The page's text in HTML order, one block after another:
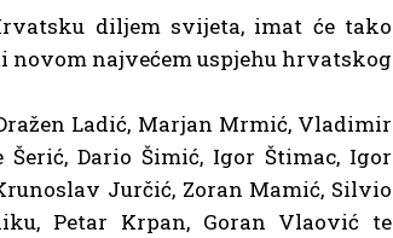
diljem svijeta, imat će tako
najvećem uspjehu hrvatskog
Ladić, Marjan Mrmić, Vladimir
Dario Šimić, Igor Štimac, Igor
Jurčić, Zoran Mamić, Silvio
Petar Krpan, Goran Vlaović te